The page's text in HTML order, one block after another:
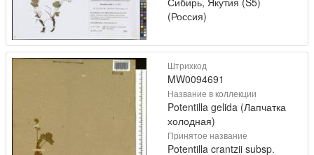
(Россия)
Штрихкод
MW0094691
Название в коллекции
Potentilla gelida (Лапчатка
холодная)
Принятое название
Potentilla crantzii subsp.